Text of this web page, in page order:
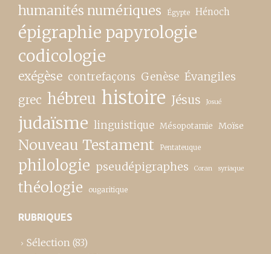
humanités numériques Égypte Hénoch
épigraphie papyrologie
codicologie
exégèse contrefaçons Genèse Évangiles
grec hébreu histoire Jésus Josué
judaïsme linguistique Mésopotamie Moïse
Nouveau Testament Pentateuque
philologie pseudépigraphes Coran syriaque
théologie ougaritique
RUBRIQUES
Sélection (83)